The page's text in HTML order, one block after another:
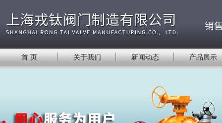
首 页 关于我们 新闻动态 产品展示